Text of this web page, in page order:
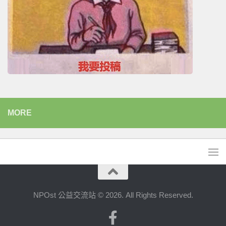
MORE
NPOst 公益交流站 © 2026. All Rights Reserved.